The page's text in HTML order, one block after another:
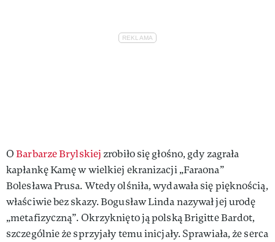
OBarbarze Brylskiej zrobiło się głośno, gdy zagrała
kapłankę Kamę w wielkiej ekranizacji „Faraona”
Bolesława Prusa. Wtedy olśniła, wydawała się pięknością,
właściwie bez skazy. Bogusław Linda nazywał jej urodę
„metafizyczną”. Okrzyknięto ją polską Brigitte Bardot,
szczególnie że sprzyjały temu inicjały. Sprawiała, że serca